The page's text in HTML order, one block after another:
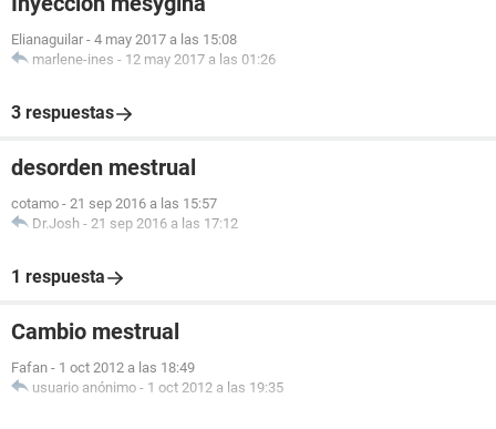
Elianaguilar - 4 may 2017 a las 15:08
marlene-ines - 12 may 2017 a las 01:26
3 respuestas
desorden mestrual
cotamo - 21 sep 2016 a las 15:57
Dr.Josh - 21 sep 2016 a las 17:12
1 respuesta
Cambio mestrual
Fafan - 1 oct 2012 a las 18:49
usuario anónimo - 1 oct 2012 a las 19:35